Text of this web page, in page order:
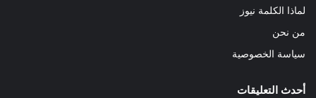
لماذا الكلمة نيوز
من نحن
سياسة الخصوصية
أحدث التعليقات